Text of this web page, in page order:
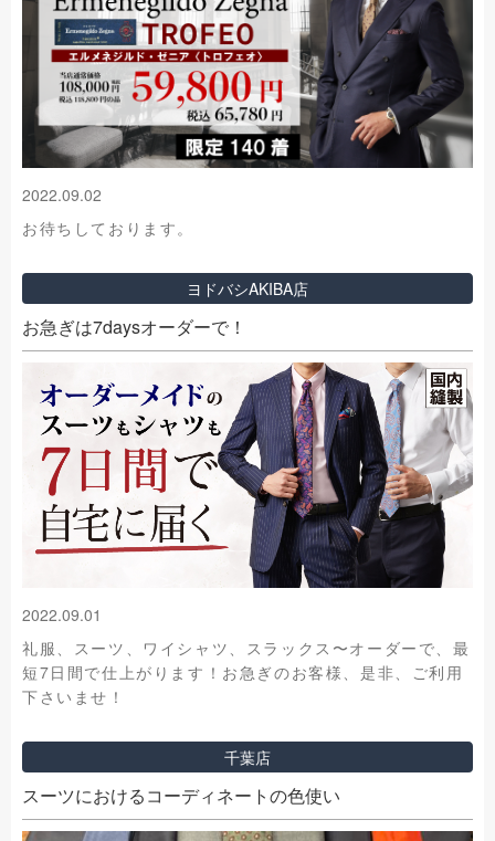
2022.09.02
お待ちしております。
ヨドバシAKIBA店
お急ぎは7daysオーダーで！
2022.09.01
礼服、スーツ、ワイシャツ、スラックス〜オーダーで、最
短7日間で仕上がります！お急ぎのお客様、是非、ご利用
下さいませ！
千葉店
スーツにおけるコーディネートの色使い